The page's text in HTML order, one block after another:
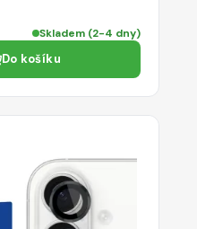
Skladem (2-4 dny)
Do košíku